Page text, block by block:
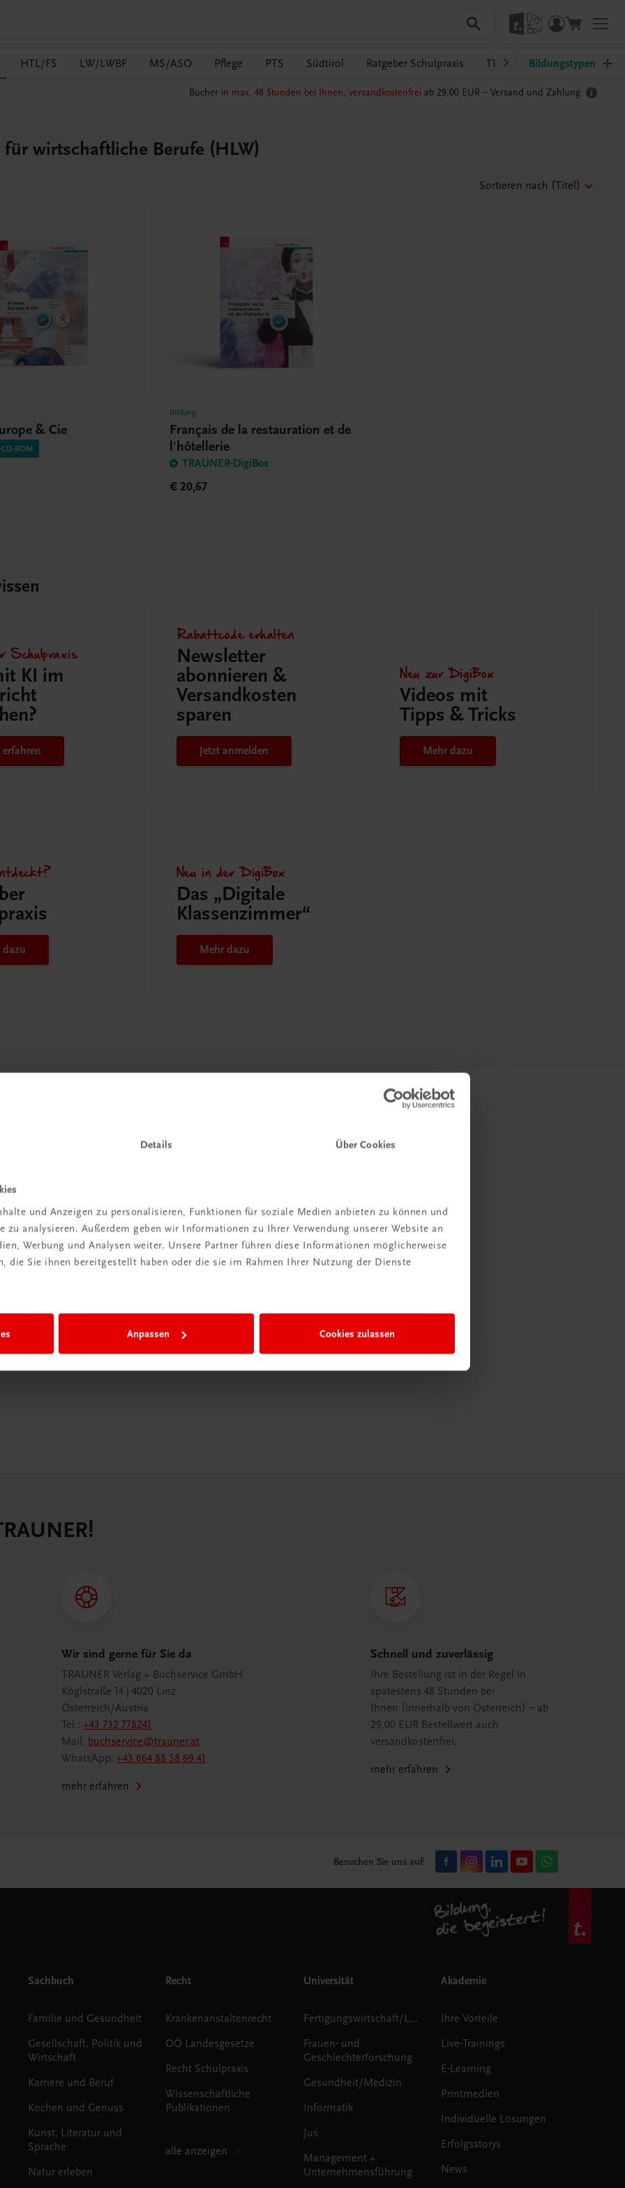
Details Über Cookies
und Anzeigen zu personalisieren, Funktionen für soziale Medien anbieten zu können und
zu analysieren. Außerdem geben wir Informationen zu Ihrer Verwendung unserer Website an
Werbung und Analysen weiter. Unsere Partner führen diese Informationen möglicherweise
die Sie ihnen bereitgestellt haben oder die sie im Rahmen Ihrer Nutzung der Dienste
Anpassen Cookies zulassen
HTL/FS LW/LWBF MS/ASO Pflege PTS Südtirol Ratgeber Schulpraxis TRAUNER-DigiBox
Bildungstypen
Bücher in max. 48 Stunden bei Ihnen, versandkostenfrei ab 29,00 EUR – Versand und Zahlung
wirtschaftliche Berufe (HLW)
Sortieren nach (Titel)
& Cie
ROM
Bildung
Français de la restauration et de
l'hôtellerie
TRAUNER-DigiBox
€ 20,67
Schulpraxis
KI im
erfahren
Rabattcode erhalten
Newsletter
abonnieren &
Versandkosten
sparen
Jetzt anmelden
Neu zur DigiBox
Videos mit
Tipps & Tricks
Mehr dazu
dazu
Neu in der DigiBox
Das „Digitale
Klassenzimmer“
Mehr dazu
der
eine
Wir sind gerne für Sie da
TRAUNER Verlag + Buchservice GmbH
Köglstraße 14 | 4020 Linz
Österreich/Austria
Tel.:+43 732 778241
Mail: buchservice@trauner.at
WhatsApp:+43 664 88 58 69 41
mehr erfahren
Schnell und zuverlässig
Ihre Bestellung ist in der Regel in
spätestens 48 Stunden bei
Ihnen (innerhalb von Österreich) – ab
29,00 EUR Bestellwert auch
versandkostenfrei.
mehr erfahren
Besuchen Sie uns auf:
Sachbuch
Familie und Gesundheit
Gesellschaft, Politik und
Wirtschaft
Karriere und Beruf
Kochen und Genuss
Kunst, Literatur und
Sprache
Natur erleben
Recht
Krankenanstaltenrecht
OÖ Landesgesetze
Recht Schulpraxis
Wissenschaftliche
Publikationen
alle anzeigen
Universität
Fertigungswirtschaft/Logistik
Frauen- und
Geschlechterforschung
Gesundheit/Medizin
Informatik
Jus
Management +
Unternehmensführung
Akademie
Ihre Vorteile
Live-Trainings
E-Learning
Printmedien
Individuelle Lösungen
Erfolgsstorys
News